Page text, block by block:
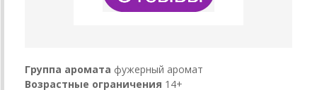
Группа аромата фужерный аромат
Возрастные ограничения 14+